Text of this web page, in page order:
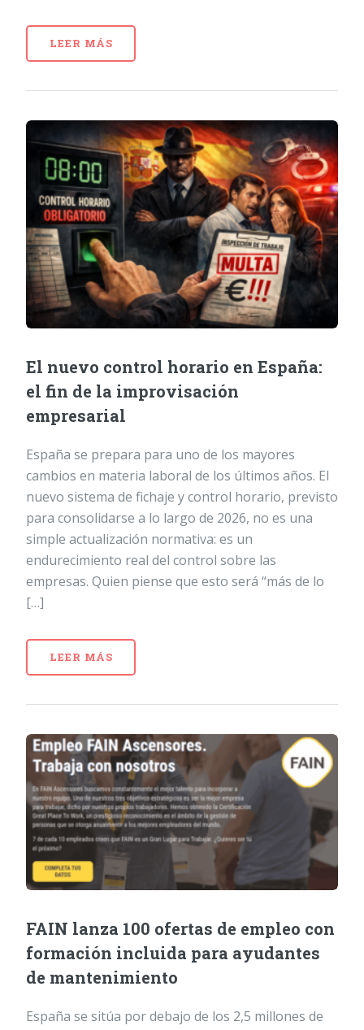
LEER MÁS
El nuevo control horario en España:
el fin de la improvisación
empresarial
España se prepara para uno de los mayores
cambios en materia laboral de los últimos años. El
nuevo sistema de fichaje y control horario, previsto
para consolidarse a lo largo de 2026, no es una
simple actualización normativa: es un
endurecimiento real del control sobre las
empresas. Quien piense que esto será “más de lo
[…]
LEER MÁS
FAIN lanza 100 ofertas de empleo con
formación incluida para ayudantes
de mantenimiento
España se sitúa por debajo de los 2,5 millones de